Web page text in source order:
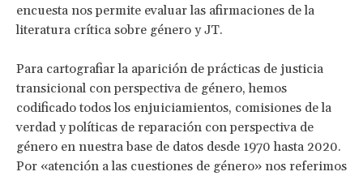
encuesta nos permite evaluar las afirmaciones de la
literatura crítica sobre género y JT.
Para cartografiar la aparición de prácticas de justicia
transicional con perspectiva de género, hemos
codificado todos los enjuiciamientos, comisiones de la
verdad y políticas de reparación con perspectiva de
género en nuestra base de datos desde 1970 hasta 2020.
Por «atención a las cuestiones de género» nos referimos